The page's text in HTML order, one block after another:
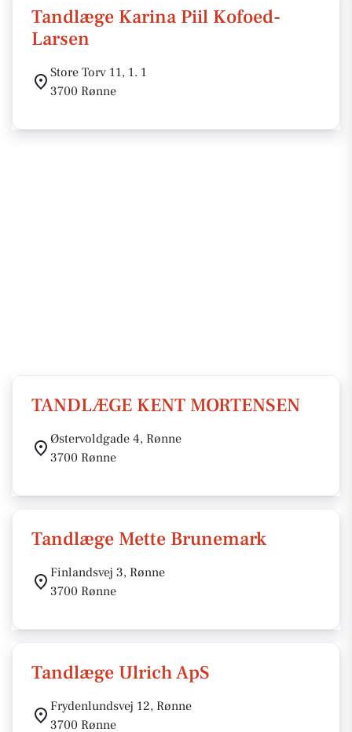
Tandlæge Karina Piil Kofoed-
Larsen
Store Torv 11, 1. 1
3700 Rønne
TANDLÆGE KENT MORTENSEN
Østervoldgade 4, Rønne
3700 Rønne
Tandlæge Mette Brunemark
Finlandsvej 3, Rønne
3700 Rønne
Tandlæge Ulrich ApS
Frydenlundsvej 12, Rønne
3700 Rønne